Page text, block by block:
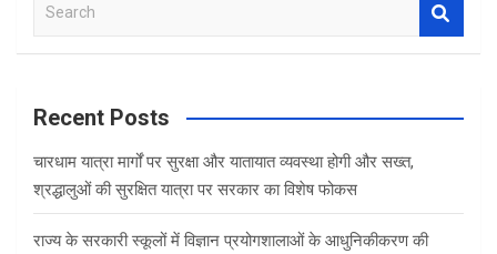
a
c
Recent Posts
चारधाम यात्रा मार्गों पर सुरक्षा और यातायात व्यवस्था होगी और सख्त,
श्रद्धालुओं की सुरक्षित यात्रा पर सरकार का विशेष फोकस
राज्य के सरकारी स्कूलों में विज्ञान प्रयोगशालाओं के आधुनिकीकरण की